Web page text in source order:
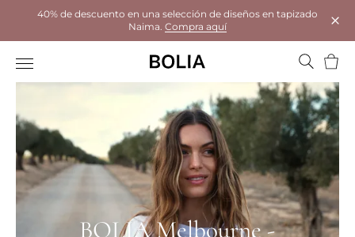
40% de descuento en una selección de diseños en tapizado
Naima. Compra aquí
BOLIA Melbourne -